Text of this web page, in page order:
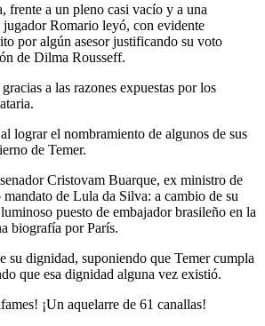
frente a un pleno casi vacío y a una
Romario leyó, con evidente
por algún asesor justificando su voto
de Dilma Rousseff.
a las razones expuestas por los
lograr el nombramiento de algunos de sus
de Temer.
Cristovam Buarque, ex ministro de
de Lula da Silva: a cambio de su
puesto de embajador brasileño en la
biografía por París.
su dignidad, suponiendo que Temer cumpla
que esa dignidad alguna vez existió.
¡Un aquelarre de 61 canallas!